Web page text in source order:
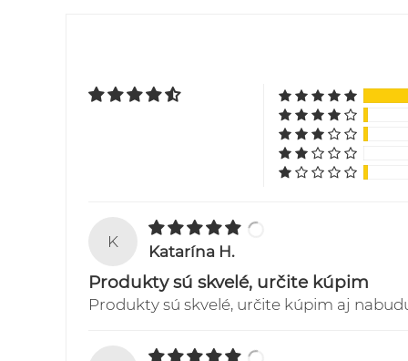
K
Katarína H.
Produkty sú skvelé, určite kúpim
Produkty sú skvelé, určite kúpim aj